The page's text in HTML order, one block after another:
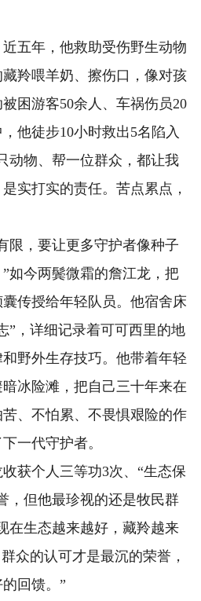
年，他救助受伤野生动物
羚喂羊奶、擦伤口，像对孩
困游客50余人、车祸伤员20
他徒步10小时救出5名陷入
动物、帮一位群众，都让我
实打实的责任。苦点累点，
，要让更多守护者像种子
如今两鬓微霜的詹江龙，把
传授给年轻队员。他宿舍床
”，详细记录着可可西里的地
野外生存技巧。他带着年轻
冰险滩，把自己三十年来在
、不怕累、不畏惧艰险的作
一代守护者。
个人三等功3次、“生态保
，但他最珍视的还是牧民群
在生态越来越好，藏羚越来
众的认可才是最沉的荣誉，
回馈。”